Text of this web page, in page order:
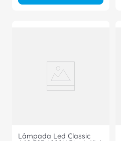
Lâmpada Led Classic